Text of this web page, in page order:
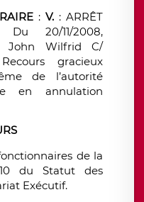
: V. : ARRÊT
Du 20/11/2008,
John Wilfrid C/
gracieux
de l’autorité
en annulation
de la
du Statut des
Exécutif.